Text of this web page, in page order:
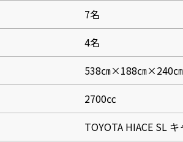
7名
4名
538㎝×188㎝×240㎝
2700㏄
TOYOTA HIACE SL